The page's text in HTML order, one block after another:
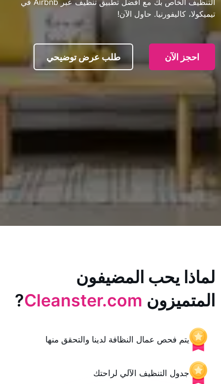
التنظيف الخاص بك مع أفضل تطبيق تنظيف عبر Airbnb في
حاول الآن!
طلب عرض توضيحي
المضيفون
Cleanster.com
?
عمال النظافة لدينا والتحقق منها
التنظيف الآلي لراحتك